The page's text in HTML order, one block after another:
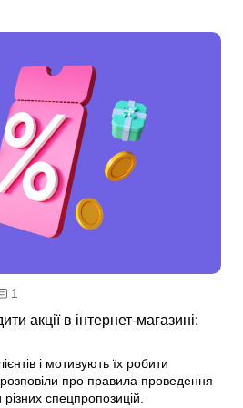
1
акції в інтернет-магазині:
і мотивують їх робити
розповіли про правила проведення
спецпропозицій.